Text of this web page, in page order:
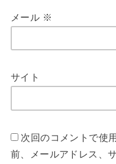
メール ※
サイト
次回のコメントで使
前、メールアドレス、